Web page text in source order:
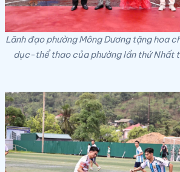
Lãnh đạo phường Mông Dương tặng hoa
dục-thể thao của phường lần thứ Nhất